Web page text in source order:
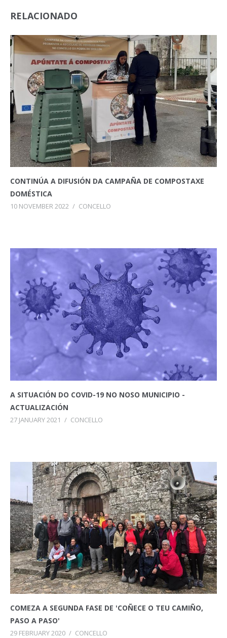
RELACIONADO
CONTINÚA A DIFUSIÓN DA CAMPAÑA DE COMPOSTAXE
DOMÉSTICA
10 NOVEMBER 2022 / CONCELLO
A SITUACIÓN DO COVID-19 NO NOSO MUNICIPIO -
ACTUALIZACIÓN
27 JANUARY 2021 / CONCELLO
COMEZA A SEGUNDA FASE DE 'COÑECE O TEU CAMIÑO,
PASO A PASO'
29 FEBRUARY 2020 / CONCELLO